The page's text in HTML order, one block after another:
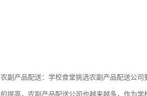
农副产品配送：学校食堂挑选农副产品配送公
的提高，农副产品配送公司也越来越多，作为